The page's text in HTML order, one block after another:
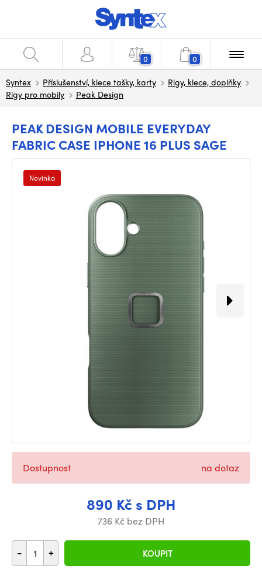
0 0
Syntex Příslušenství, klece tašky, karty
Rigy, klece, doplňky
Rigy pro mobily
Peak Design
PEAK DESIGN MOBILE EVERYDAY
FABRIC CASE IPHONE 16 PLUS SAGE
Novinka
890 Kč s DPH
736 Kč bez DPH
- + KOUPIT
Dostupnost na dotaz